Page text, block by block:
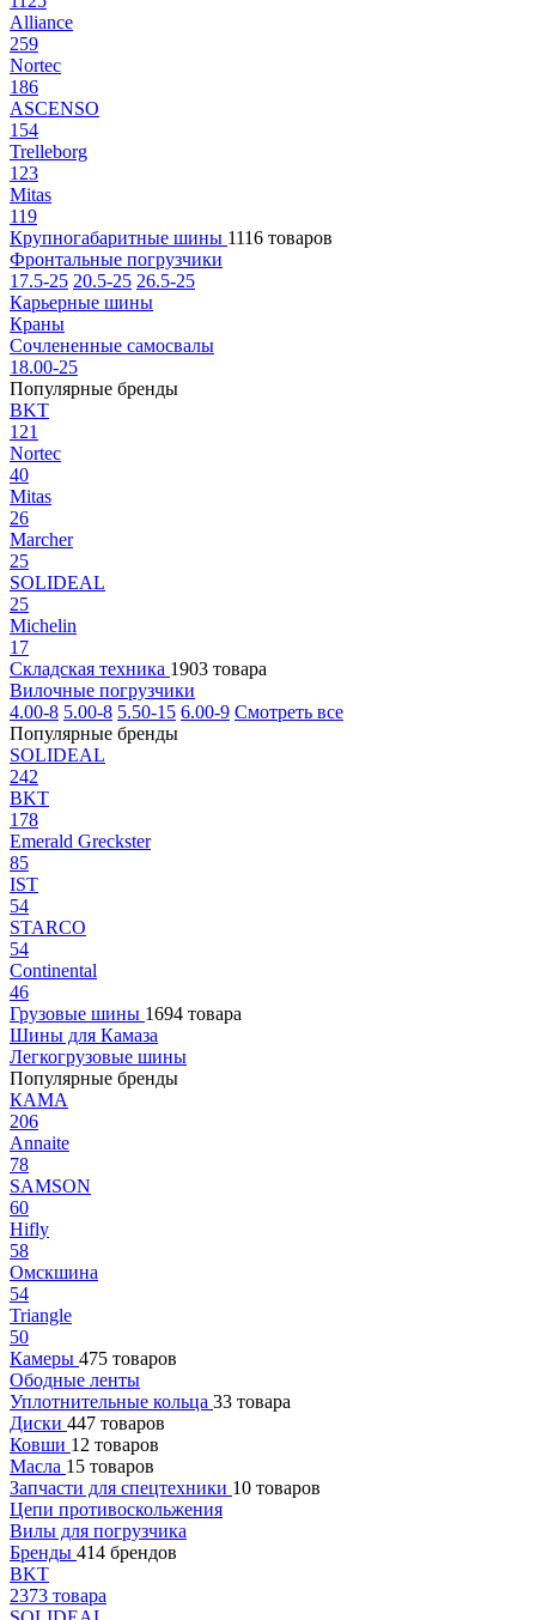
Alliance
259
Nortec
186
ASCENSO
154
Trelleborg
123
Mitas
119
Крупногабаритные шины 1116 товаров
Фронтальные погрузчики
17.5-25 20.5-25 26.5-25
Карьерные шины
Краны
Сочлененные самосвалы
18.00-25
Популярные бренды
BKT
121
Nortec
40
Mitas
26
Marcher
25
SOLIDEAL
25
Michelin
17
Складская техника 1903 товара
Вилочные погрузчики
4.00-8 5.00-8 5.50-15 6.00-9 Смотреть все
Популярные бренды
SOLIDEAL
242
BKT
178
Emerald Greckster
85
IST
54
STARCO
54
Continental
46
Грузовые шины 1694 товара
Шины для Камаза
Легкогрузовые шины
Популярные бренды
КАМА
206
Annaite
78
SAMSON
60
Hifly
58
Омскшина
54
Triangle
50
Камеры 475 товаров
Ободные ленты
Уплотнительные кольца 33 товара
Диски 447 товаров
Ковши 12 товаров
Масла 15 товаров
Запчасти для спецтехники 10 товаров
Цепи противоскольжения
Вилы для погрузчика
Бренды 414 брендов
BKT
2373 товара